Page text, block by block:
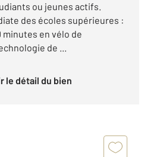
ou jeunes actifs.
des écoles supérieures :
minutes en vélo de
de ...
le détail du bien